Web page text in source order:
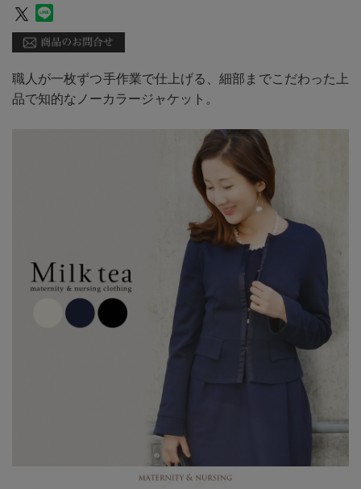
職人が一枚ずつ手作業で仕上げる、細部までこだわった上
品で知的なノーカラージャケット。